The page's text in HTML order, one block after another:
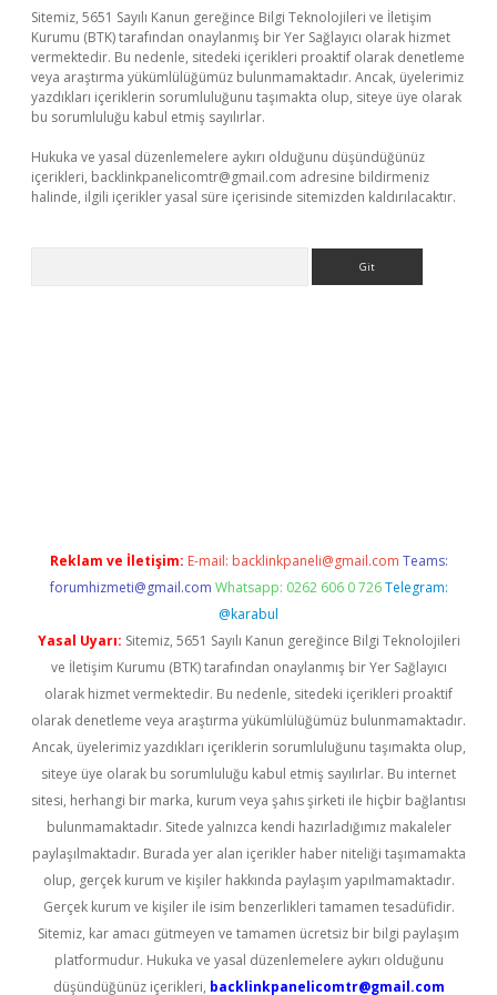
Sitemiz, 5651 Sayılı Kanun gereğince Bilgi Teknolojileri ve İletişim
Kurumu (BTK) tarafından onaylanmış bir Yer Sağlayıcı olarak hizmet
vermektedir. Bu nedenle, sitedeki içerikleri proaktif olarak denetleme
veya araştırma yükümlülüğümüz bulunmamaktadır. Ancak, üyelerimiz
yazdıkları içeriklerin sorumluluğunu taşımakta olup, siteye üye olarak
bu sorumluluğu kabul etmiş sayılırlar.
Hukuka ve yasal düzenlemelere aykırı olduğunu düşündüğünüz
içerikleri, backlinkpanelicomtr@gmail.com adresine bildirmeniz
halinde, ilgili içerikler yasal süre içerisinde sitemizden kaldırılacaktır.
Reklam ve İletişim: E-mail: backlinkpaneli@gmail.com Teams:
forumhizmeti@gmail.com Whatsapp: 0262 606 0 726 Telegram:
@karabul
Yasal Uyarı: Sitemiz, 5651 Sayılı Kanun gereğince Bilgi Teknolojileri
ve İletişim Kurumu (BTK) tarafından onaylanmış bir Yer Sağlayıcı
olarak hizmet vermektedir. Bu nedenle, sitedeki içerikleri proaktif
olarak denetleme veya araştırma yükümlülüğümüz bulunmamaktadır.
Ancak, üyelerimiz yazdıkları içeriklerin sorumluluğunu taşımakta olup,
siteye üye olarak bu sorumluluğu kabul etmiş sayılırlar. Bu internet
sitesi, herhangi bir marka, kurum veya şahıs şirketi ile hiçbir bağlantısı
bulunmamaktadır. Sitede yalnızca kendi hazırladığımız makaleler
paylaşılmaktadır. Burada yer alan içerikler haber niteliği taşımamakta
olup, gerçek kurum ve kişiler hakkında paylaşım yapılmamaktadır.
Gerçek kurum ve kişiler ile isim benzerlikleri tamamen tesadüfidir.
Sitemiz, kar amacı gütmeyen ve tamamen ücretsiz bir bilgi paylaşım
platformudur. Hukuka ve yasal düzenlemelere aykırı olduğunu
düşündüğünüz içerikleri, backlinkpanelicomtr@gmail.com